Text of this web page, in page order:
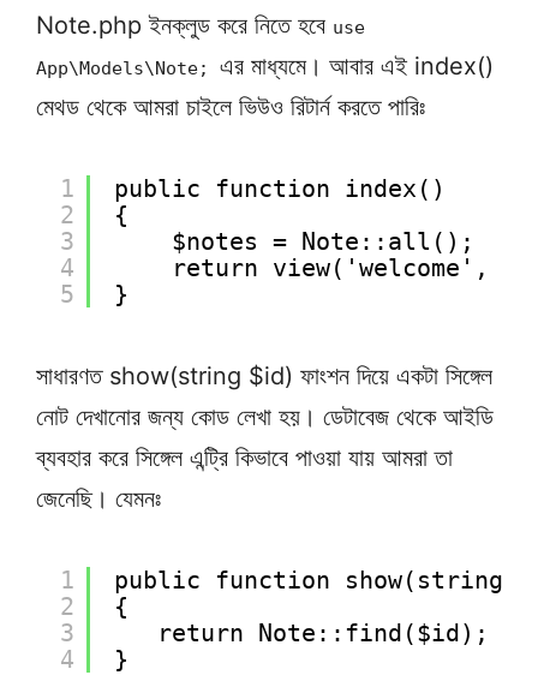
Note.php ইনক্লুড করে নিতে হবে use
App\Models\Note; এর মাধ্যমে। আবার এই index()
মেথড থেকে আমরা চাইলে ভিউও রিটার্ন করতে পারিঃ
1
2
3
4
5
public function index()
{
$notes = Note::all();
return view('welcome',
}
সাধারণত show(string $id) ফাংশন দিয়ে একটা সিঙ্গেল
নোট দেখানোর জন্য কোড লেখা হয়। ডেটাবেজ থেকে আইডি
ব্যবহার করে সিঙ্গেল এন্ট্রি কিভাবে পাওয়া যায় আমরা তা
জেনেছি। যেমনঃ
1
2
3
4
public function show(string
{
return Note::find($id);
}